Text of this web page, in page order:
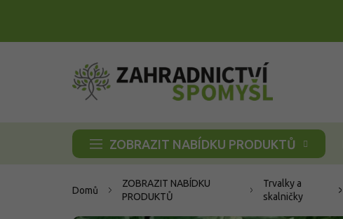
ZOBRAZIT NABÍDKU PRODUKTŮ
Domů
ZOBRAZIT NABÍDKU
PRODUKTŮ
Trvalky a
skalničky